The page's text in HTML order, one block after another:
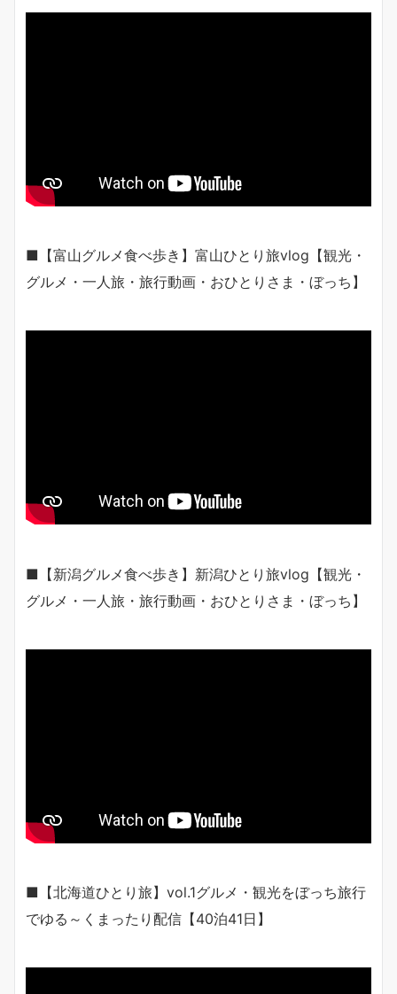
■【富山グルメ食べ歩き】富山ひとり旅vlog【観光・
グルメ・一人旅・旅行動画・おひとりさま・ぼっち】
■【新潟グルメ食べ歩き】新潟ひとり旅vlog【観光・
グルメ・一人旅・旅行動画・おひとりさま・ぼっち】
■【北海道ひとり旅】vol.1グルメ・観光をぼっち旅行
でゆる～くまったり配信【40泊41日】